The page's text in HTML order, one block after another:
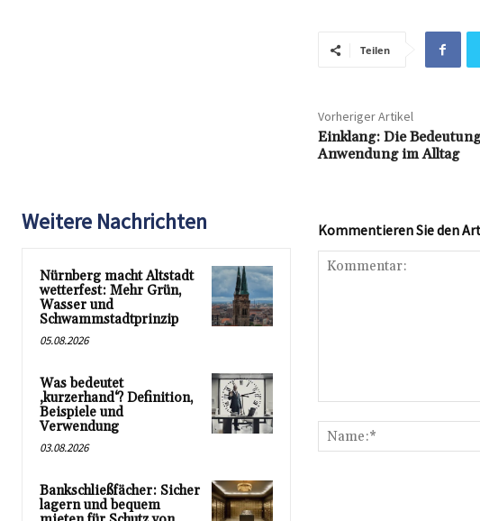
Teilen
Vorheriger Artikel
Einklang: Die
Anwendung im Alltag
Weitere Nachrichten
Nürnberg macht Altstadt
wetterfest: Mehr Grün,
Wasser und
Schwammstadtprinzip
05.08.2026
Was bedeutet
‚kurzerhand‘? Definition,
Beispiele und
Verwendung
03.08.2026
Bankschließfächer: Sicher
lagern und bequem
Kommentieren Sie den